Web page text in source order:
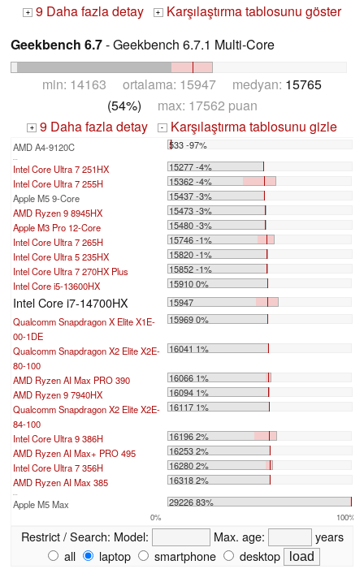
+ 9 Daha fazla detay + Karşılaştırma tablosunu göster
Geekbench 6.7- Geekbench 6.7.1 Multi-Core
min: 14163 ortalama: 15947 medyan: 15765
(54%) max: 17562 puan
+ 9 Daha fazla detay - Karşılaştırma tablosunu gizle
AMD A4-9120C 533 -97%
Intel Core Ultra 7 251HX
15277 -4%
Intel Core Ultra 7 255H
15362 -4%
Apple M5 9-Core
15437 -3%
AMD Ryzen 9 8945HX
15473 -3%
Apple M3 Pro 12-Core
15480 -3%
Intel Core Ultra 7 265H
15746 -1%
Intel Core Ultra 5 235HX
15820 -1%
Intel Core Ultra 7 270HX Plus
15852 -1%
Intel Core i5-13600HX
15910 0%
Intel Core i7-14700HX
15947
Qualcomm Snapdragon X Elite X1E-
00-1DE
15969 0%
Qualcomm Snapdragon X2 Elite X2E-
80-100
16041 1%
AMD Ryzen AI Max PRO 390
16066 1%
AMD Ryzen 9 7940HX
16094 1%
Qualcomm Snapdragon X2 Elite X2E-
84-100
16117 1%
Intel Core Ultra 9 386H
16196 2%
AMD Ryzen AI Max+ PRO 495
16253 2%
Intel Core Ultra 7 356H
16280 2%
AMD Ryzen AI Max 385
16318 2%
Apple M5 Max 29226 83%
0% 100%
Restrict / Search: Model: Max. age:
years
all
laptop smartphone desktop